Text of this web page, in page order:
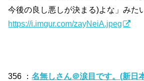
今後の良し悪しが決まる)よな」みた
https://i.imgur.com/zayNeiA.jpeg
356 ：名無しさん＠涙目です。(新日